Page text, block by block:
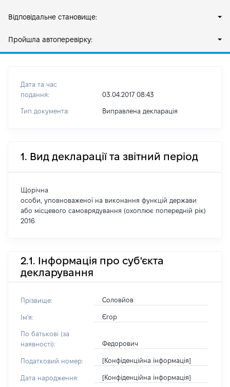
Відповідальне становище:
Пройшла автоперевірку:
Дата та час
подання:
03.04.2017 08:43
Тип документа: Виправлена декларація
1. Вид декларації та звітний період
Щорічна
особи, уповноваженої на виконання функцій держави
або місцевого самоврядування (охоплює попередній рік)
2016
2.1. Інформація про суб'єкта
декларування
Прізвище: Соловйов
Ім'я: Єгор
По батькові (за
наявності):
Федорович
Податковий номер: [Конфіденційна інформація]
Дата народження: [Конфіденційна інформація]